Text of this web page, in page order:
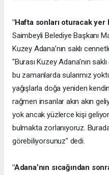
"Hafta sonları oturacak yer
Saimbeyli Belediye Başkanı
Kuzey Adana’nın saklı
"Burası Kuzey Adana’nın
bu zamanlarda sularımız
yağışlarla doğa yeniden
rağmen insanlar akın akın
yok ancak yüzlerce kişi
bulmakta zorlanıyoruz.
görebiliyorsunuz" dedi.
"Adana’nın sıcağından